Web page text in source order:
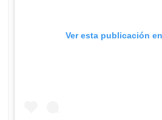
Ver esta publicación